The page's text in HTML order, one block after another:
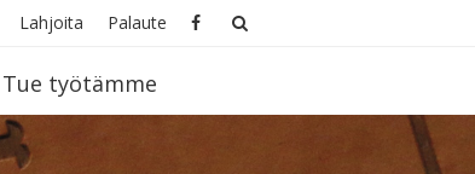
Lahjoita Palaute
Tue työtämme